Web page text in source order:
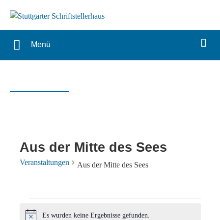
Menü
Aus der Mitte des Sees
Veranstaltungen Aus der Mitte des Sees
Veranstaltungen
Es wurden keine Ergebnisse gefunden.